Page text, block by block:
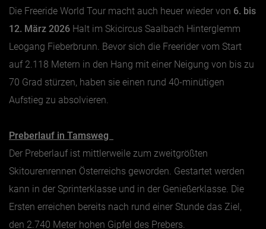
Die Freeride World Tour macht auch heuer wieder von 6. bis
12. März 2026 Halt im Skicircus Saalbach Hinterglemm
Leogang Fieberbrunn. Bevor sich die Freerider vom Start
auf 2.118 Metern in den Hang mit einer Neigung von bis zu
70 Grad stürzen, haben sie einen rund 40-minütigen
Aufstieg zu absolvieren.
Preberlauf in Tamsweg
Der Preberlauf ist mittlerweile zum zweitgrößten
Skitourenrennen Österreichs geworden. Gestartet werden
kann in der Sprinterklasse und in der Genießerklasse. Die
Ersten erreichen bereits nach rund einer Stunde das Ziel,
den 2.740 Meter hohen Gipfel des Prebers.